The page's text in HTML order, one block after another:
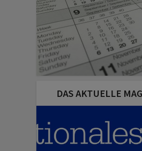
DAS AKTUELLE